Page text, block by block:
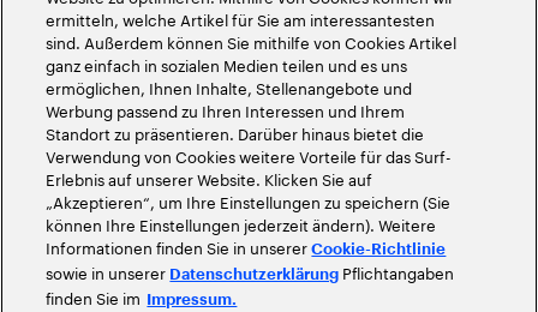
ermitteln, welche Artikel für Sie am interessantesten
sind. Außerdem können Sie mithilfe von Cookies Artikel
ganz einfach in sozialen Medien teilen und es uns
ermöglichen, Ihnen Inhalte, Stellenangebote und
Werbung passend zu Ihren Interessen und Ihrem
Standort zu präsentieren. Darüber hinaus bietet die
Verwendung von Cookies weitere Vorteile für das Surf-
Erlebnis auf unserer Website. Klicken Sie auf
„Akzeptieren“, um Ihre Einstellungen zu speichern (Sie
können Ihre Einstellungen jederzeit ändern). Weitere
Informationen finden Sie in unsererCookie-Richtlinie
sowie in unserer Datenschutzerklärung Pflichtangaben
finden Sie im Impressum.